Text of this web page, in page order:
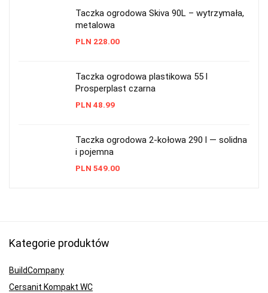
Taczka ogrodowa Skiva 90L – wytrzymała,
metalowa
PLN 228.00
Taczka ogrodowa plastikowa 55 l
Prosperplast czarna
PLN 48.99
Taczka ogrodowa 2-kołowa 290 l — solidna
i pojemna
PLN 549.00
Kategorie produktów
BuildCompany
Cersanit Kompakt WC